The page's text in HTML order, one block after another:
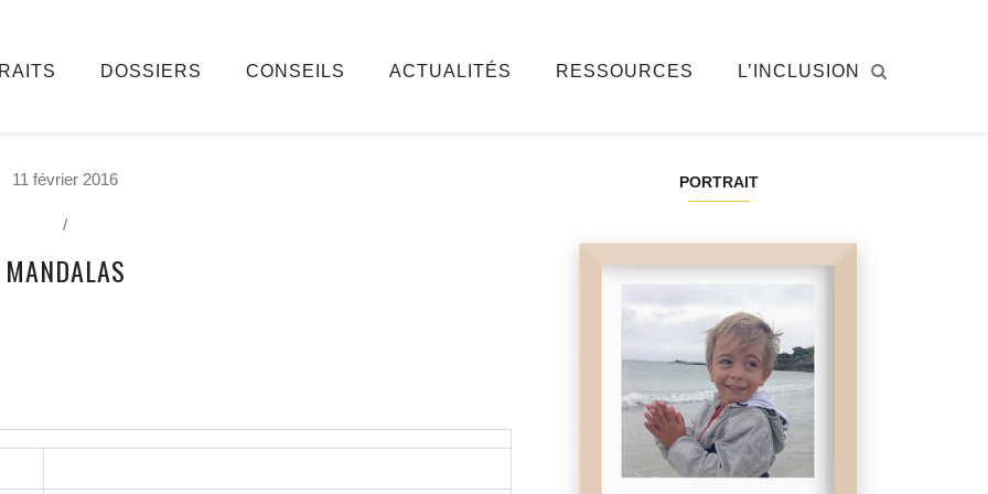
DOSSIERS CONSEILS ACTUALITÉS RESSOURCES L’INCLUSION
11 février 2016
/
MANDALAS
PORTRAIT